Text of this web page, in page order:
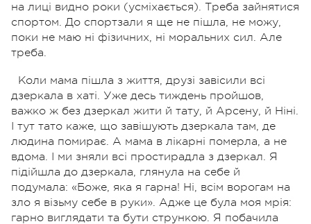
на лиці видно роки (усміхається). Треба зайнятися
спортом. До спортзали я ще не пішла, не можу,
поки не маю ні фізичних, ні моральних сил. Але
треба.
Коли мама пішла з життя, друзі завісили всі
дзеркала в хаті. Уже десь тиждень пройшов,
важко ж без дзеркал жити й тату, й Арсену, й Ніні.
І тут тато каже, що завішують дзеркала там, де
людина помирає. А мама в лікарні померла, а не
вдома. І ми зняли всі простирадла з дзеркал. Я
підійшла до дзеркала, глянула на себе й
подумала: «Боже, яка я гарна! Ні, всім ворогам на
зло я візьму себе в руки». Адже це була моя мрія:
гарно виглядати та бути стрункою. Я побачила